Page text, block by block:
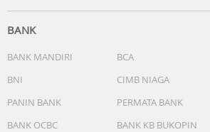
BANK
BANK MANDIRI BCA
BNI
CIMB NIAGA
PANIN BANK
PERMATA BANK
BANK OCBC
BANK KB BUKOPIN